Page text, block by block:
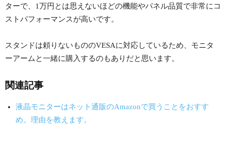
ターで、1万円とは思えないほどの機能やパネル品質で非常にコ
ストパフォーマンスが高いです。
スタンドは頼りないもののVESAに対応しているため、モニタ
ーアームと一緒に購入するのもありだと思います。
関連記事
液晶モニターはネット通販のAmazonで買うことをおすす
め。理由を教えます。